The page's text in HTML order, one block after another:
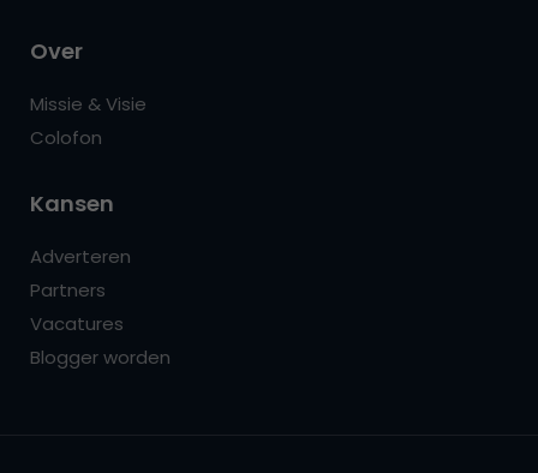
Over
Missie & Visie
Colofon
Kansen
Adverteren
Partners
Vacatures
Blogger worden